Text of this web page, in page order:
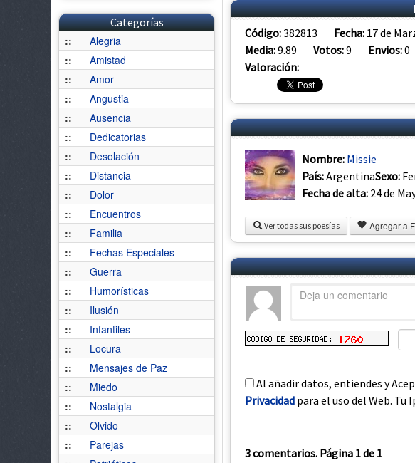
Categorías
::
Alegria
::
Amistad
::
Amor
::
Angustia
::
Ausencia
::
Dedicatorias
::
Desolación
::
Distancia
::
Dolor
::
Encuentros
::
Familia
::
Fechas Especiales
::
Guerra
::
Humorísticas
::
Ilusión
::
Infantiles
::
Locura
::
Mensajes de Paz
::
Miedo
::
Nostalgia
::
Olvido
::
Parejas
Código:382813 Fecha: 17 de
Media:9.89 Votos:9 Envios:0
Valoración:
Nombre: Missie
País:ArgentinaSexo:
Fecha de alta: 24 de
Ver todas sus poesías Agregar a
Al añadir datos, entiendes y
Privacidad para el uso del Web. Tu
3 comentarios. Página 1 de 1